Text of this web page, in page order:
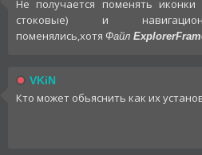
Не получается поменять
стоковые) и
поменялись,хотя Файл
VKiN
Кто может обьяснить как их